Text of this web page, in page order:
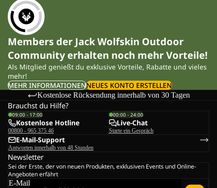
Members der Jack Wolfskin Outdoor
Community erhalten noch mehr Vorteile!
Als Mitglied genießt du exklusive Vorteile, Rabatte und vieles
mehr!
MEHR INFORMATIONENNEUES KONTO ERSTELLEN
Kostenlose Rücksendung innerhalb von 30 Tagen
Brauchst du Hilfe?
09:00 - 17:00
Kostenlose Hotline
00800 - 965 375 46
00:00 - 24:00
Live-Chat
Starte ein Gespräch
E-Mail-Support
Antworten innerhalb von 48 Stunden
Newsletter
Sei der Erste, der von neuen Produkten, exklusiven Events und Online-
Angeboten erfährt
E-Mail